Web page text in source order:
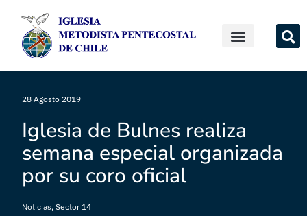
28 Agosto 2019
Iglesia de Bulnes realiza
semana especial organizada
por su coro oficial
Noticias, Sector 14